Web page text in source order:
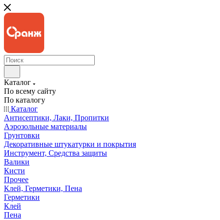
Каталог
По всему сайту
По каталогу
Каталог
Антисептики, Лаки, Пропитки
Аэрозольные материалы
Грунтовки
Декоративные штукатурки и покрытия
Инструмент, Средства защиты
Валики
Кисти
Прочее
Клей, Герметики, Пена
Герметики
Клей
Пена